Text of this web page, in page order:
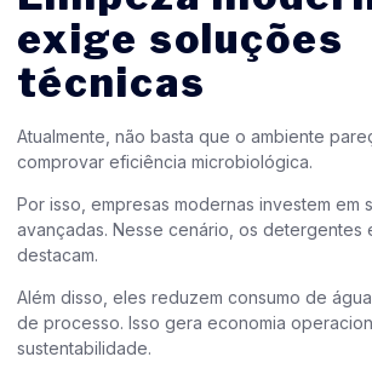
exige soluções
técnicas
Atualmente, não basta que o ambiente
comprovar eficiência microbiológica.
Por isso, empresas modernas investem em
avançadas. Nesse cenário, os detergentes
destacam.
Além disso, eles reduzem consumo de
de processo. Isso gera economia
sustentabilidade.